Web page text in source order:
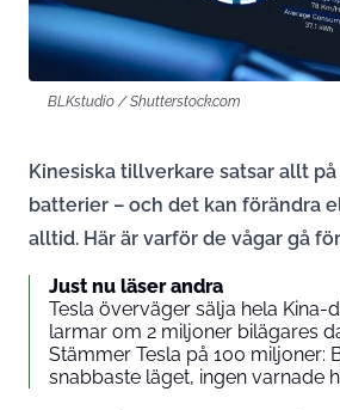
BLKstudio / Shutterstock.com
Kinesiska tillverkare satsar allt
batterier – och det kan förändra
alltid. Här är varför de vågar gå
Just nu läser andra
Tesla överväger sälja hela Kina-
larmar om 2 miljoner bilägares
Stämmer Tesla på 100 miljoner:
snabbaste läget, ingen varnade